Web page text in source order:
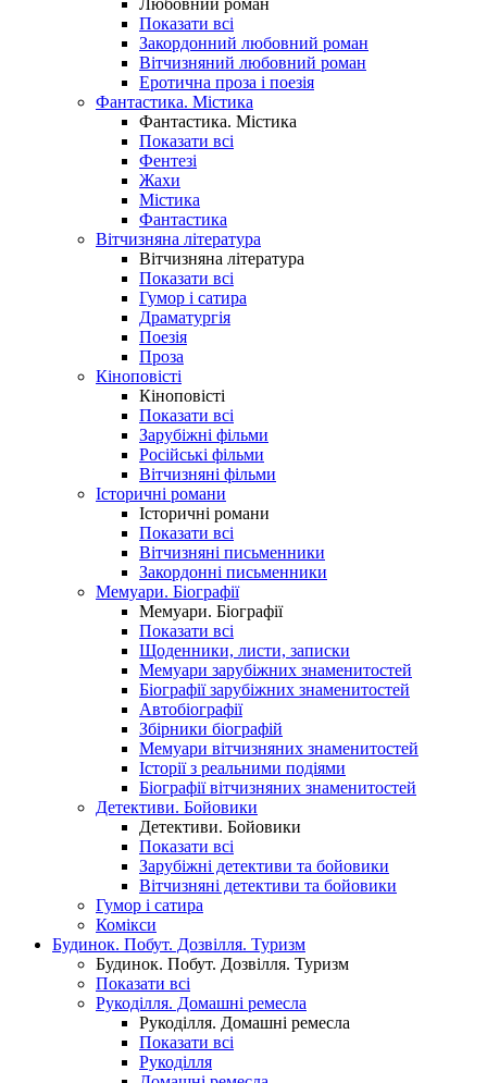
Любовний роман
Показати всі
Закордонний любовний роман
Вітчизняний любовний роман
Еротична проза і поезія
Фантастика. Містика
Фантастика. Містика
Показати всі
Фентезі
Жахи
Містика
Фантастика
Вітчизняна література
Вітчизняна література
Показати всі
Гумор і сатира
Драматургія
Поезія
Проза
Кіноповісті
Кіноповісті
Показати всі
Зарубіжні фільми
Російські фільми
Вітчизняні фільми
Історичні романи
Історичні романи
Показати всі
Вітчизняні письменники
Закордонні письменники
Мемуари. Біографії
Мемуари. Біографії
Показати всі
Щоденники, листи, записки
Мемуари зарубіжних знаменитостей
Біографії зарубіжних знаменитостей
Автобіографії
Збірники біографій
Мемуари вітчизняних знаменитостей
Історії з реальними подіями
Біографії вітчизняних знаменитостей
Детективи. Бойовики
Детективи. Бойовики
Показати всі
Зарубіжні детективи та бойовики
Вітчизняні детективи та бойовики
Гумор і сатира
Комікси
Будинок. Побут. Дозвілля. Туризм
Будинок. Побут. Дозвілля. Туризм
Показати всі
Рукоділля. Домашні ремесла
Рукоділля. Домашні ремесла
Показати всі
Рукоділля